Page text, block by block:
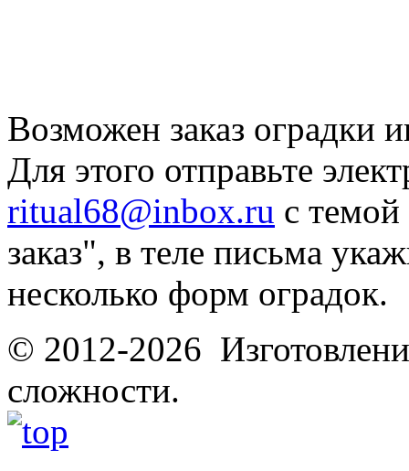
Возможен заказ оградки
Для этого отправьте
ritual68@inbox.ru с
заказ", в теле письма
несколько форм оградок.
© 2012-2026
сложности.